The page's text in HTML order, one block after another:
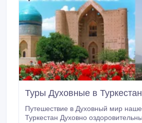
Туры Духовные в Туркестан
Путешествие в Духовный мир нашего
Туркестан Духовно